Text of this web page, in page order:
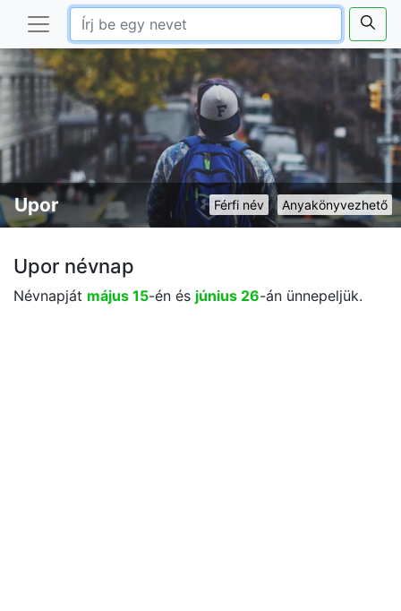
Anyakönyvezhető
Férfi név
Upor
Upor névnap
Névnapját május 15-én és június 26-án ünnepeljük.